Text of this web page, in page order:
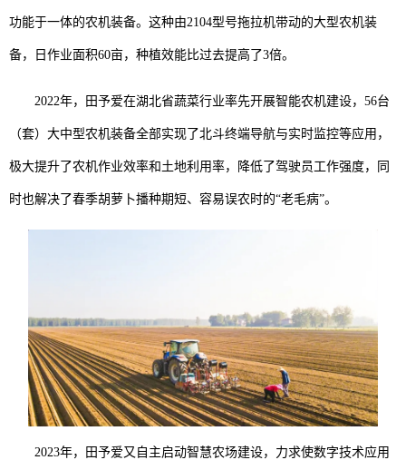
功能于一体的农机装备。这种由2104型号拖拉机带动的大型农机装
备，日作业面积60亩，种植效能比过去提高了3倍。
2022年，田予爱在湖北省蔬菜行业率先开展智能农机建设，56台
（套）大中型农机装备全部实现了北斗终端导航与实时监控等应用，
极大提升了农机作业效率和土地利用率，降低了驾驶员工作强度，同
时也解决了春季胡萝卜播种期短、容易误农时的“老毛病”。
2023年，田予爱又自主启动智慧农场建设，力求使数字技术应用